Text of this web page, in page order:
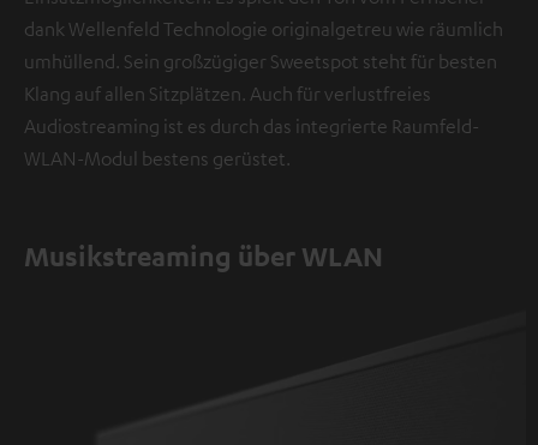
dank Wellenfeld Technologie originalgetreu wie räumlich
umhüllend. Sein großzügiger Sweetspot steht für besten
Klang auf allen Sitzplätzen. Auch für verlustfreies
Audiostreaming ist es durch das integrierte Raumfeld-
WLAN-Modul bestens gerüstet.
Musikstreaming über WLAN